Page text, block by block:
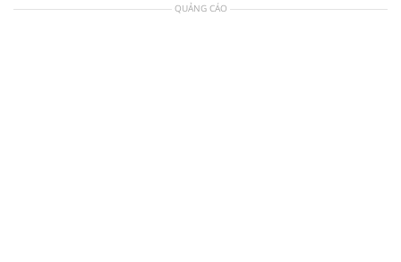
QUẢNG CÁO